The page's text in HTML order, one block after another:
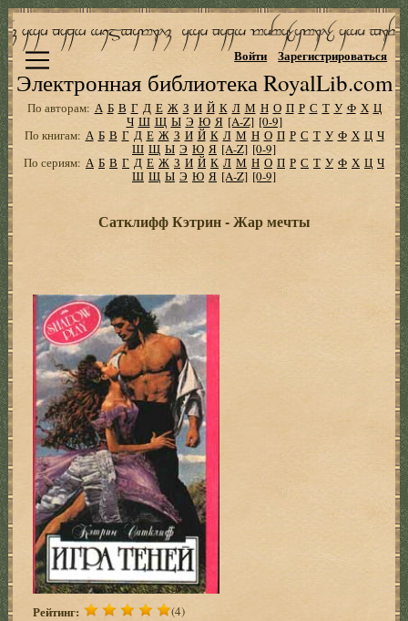
Электронная библиотека RoyalLib.com
Войти Зарегистрироваться
По авторам: А Б В Г Д Е Ж З И Й К Л М Н О П Р С Т У Ф Х Ц
Ч Ш Щ Ы Э Ю Я [A-Z] [0-9]
По книгам: А Б В Г Д Е Ж З И Й К Л М Н О П Р С Т У Ф Х Ц Ч
Ш Щ Ы Э Ю Я [A-Z] [0-9]
По сериям: А Б В Г Д Е Ж З И Й К Л М Н О П Р С Т У Ф Х Ц Ч
Ш Щ Ы Э Ю Я [A-Z] [0-9]
Сатклифф Кэтрин - Жар мечты
Рейтинг: (4)